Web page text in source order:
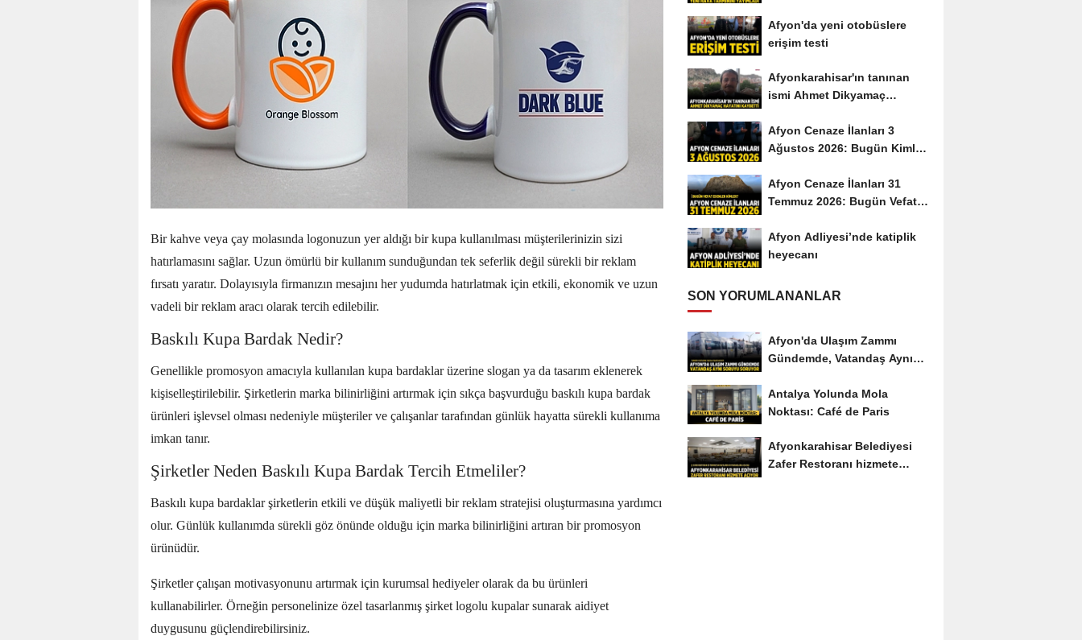
Bir kahve veya çay molasında logonuzun yer aldığı bir kupa kullanılması müşterilerinizin sizi
hatırlamasını sağlar. Uzun ömürlü bir kullanım sunduğundan tek seferlik değil sürekli bir reklam
fırsatı yaratır. Dolayısıyla firmanızın mesajını her yudumda hatırlatmak için etkili, ekonomik ve uzun
vadeli bir reklam aracı olarak tercih edilebilir.
Baskılı Kupa Bardak Nedir?
Genellikle promosyon amacıyla kullanılan kupa bardaklar üzerine slogan ya da tasarım eklenerek
kişiselleştirilebilir. Şirketlerin marka bilinirliğini artırmak için sıkça başvurduğu baskılı kupa bardak
ürünleri işlevsel olması nedeniyle müşteriler ve çalışanlar tarafından günlük hayatta sürekli kullanıma
imkan tanır.
Şirketler Neden Baskılı Kupa Bardak Tercih Etmeliler?
Baskılı kupa bardaklar şirketlerin etkili ve düşük maliyetli bir reklam stratejisi oluşturmasına yardımcı
olur. Günlük kullanımda sürekli göz önünde olduğu için marka bilinirliğini artıran bir promosyon
ürünüdür.
Şirketler çalışan motivasyonunu artırmak için kurumsal hediyeler olarak da bu ürünleri
kullanabilirler. Örneğin personelinize özel tasarlanmış şirket logolu kupalar sunarak aidiyet
duygusunu güçlendirebilirsiniz.
Afyon'da yeni otobüslere
erişim testi
Afyonkarahisar'ın tanınan
ismi Ahmet Dikyamaç
Afyon Cenaze İlanları 3
Ağustos 2026: Bugün Kimler
Afyon Cenaze İlanları 31
Temmuz 2026: Bugün Vefat
Afyon Adliyesi’nde katiplik
heyecanı
SON YORUMLANANLAR
Afyon'da Ulaşım Zammı
Gündemde, Vatandaş Aynı
Antalya Yolunda Mola
Noktası: Café de Paris
Afyonkarahisar Belediyesi
Zafer Restoranı hizmete